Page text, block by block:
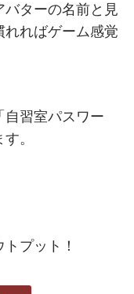
ターの名前と見
ればゲーム感覚
自習室パスワー
。
プット！